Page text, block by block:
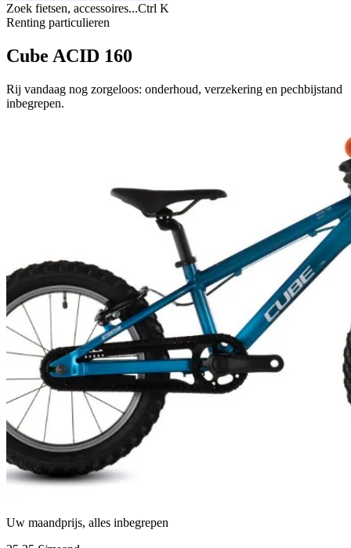
Zoek fietsen, accessoires...Ctrl K
Renting particulieren
Cube ACID 160
Rij vandaag nog zorgeloos: onderhoud, verzekering en pechbijstand
inbegrepen.
Uw maandprijs, alles inbegrepen